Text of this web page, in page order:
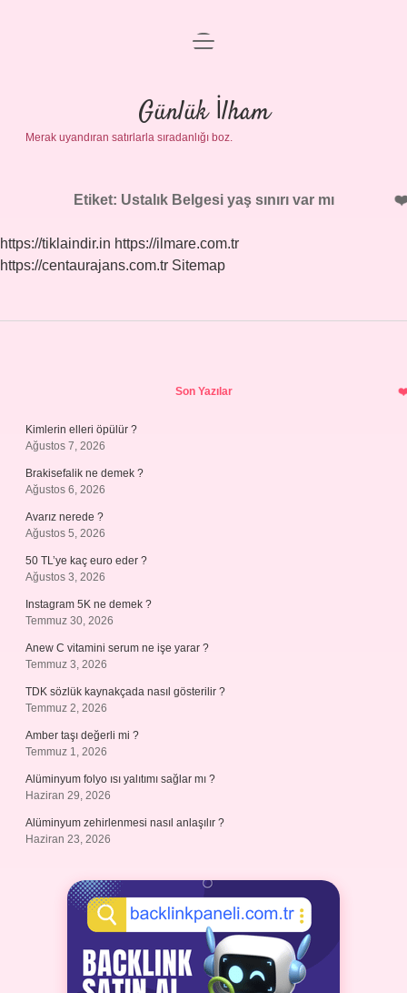
Anasayfa
Gizlilik Politikası
Yasal Uyarı
menüyü
Günlük İlham
Merak uyandıran satırlarla sıradanlığı boz.
Etiket: Ustalık Belgesi yaş sınırı var mı
https://tiklaindir.in https://ilmare.com.tr
https://centaurajans.com.tr Sitemap
Son Yazılar
Kimlerin elleri öpülür ?
Ağustos 7, 2026
Brakisefalik ne demek ?
Ağustos 6, 2026
Avarız nerede ?
Ağustos 5, 2026
50 TL’ye kaç euro eder ?
Ağustos 3, 2026
Instagram 5K ne demek ?
Temmuz 30, 2026
Anew C vitamini serum ne işe yarar ?
Temmuz 3, 2026
TDK sözlük kaynakçada nasıl gösterilir ?
Temmuz 2, 2026
Amber taşı değerli mi ?
Temmuz 1, 2026
Alüminyum folyo ısı yalıtımı sağlar mı ?
Haziran 29, 2026
Alüminyum zehirlenmesi nasıl anlaşılır ?
Haziran 23, 2026